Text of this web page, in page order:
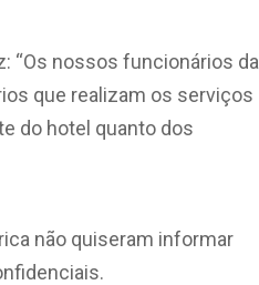
“Os nossos funcionários da
que realizam os serviços
do hotel quanto dos
não quiseram informar